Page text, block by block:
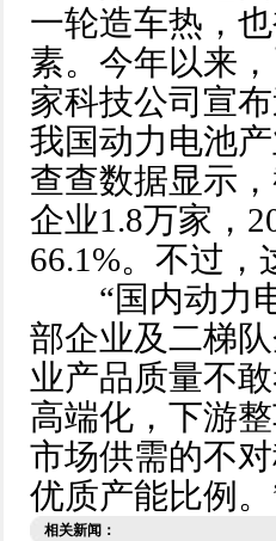
一轮造车热
素。今年以来
家科技公司宣布
我国动力电池产
查查数据显示
企业1.8万家
66.1%。不过
“国内动力电池
部企业及二梯队
业产品质量不敢
高端化，下游
市场供需的不对
优质产能比例
相关新闻：